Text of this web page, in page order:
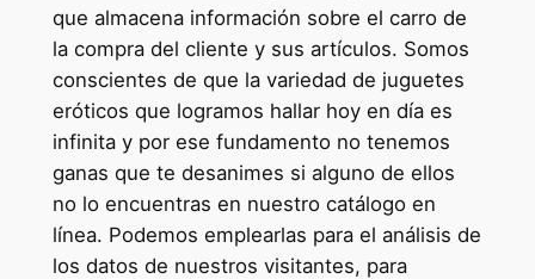
que almacena información sobre el carro de
la compra del cliente y sus artículos. Somos
conscientes de que la variedad de juguetes
eróticos que logramos hallar hoy en día es
infinita y por ese fundamento no tenemos
ganas que te desanimes si alguno de ellos
no lo encuentras en nuestro catálogo en
línea. Podemos emplearlas para el análisis de
los datos de nuestros visitantes, para